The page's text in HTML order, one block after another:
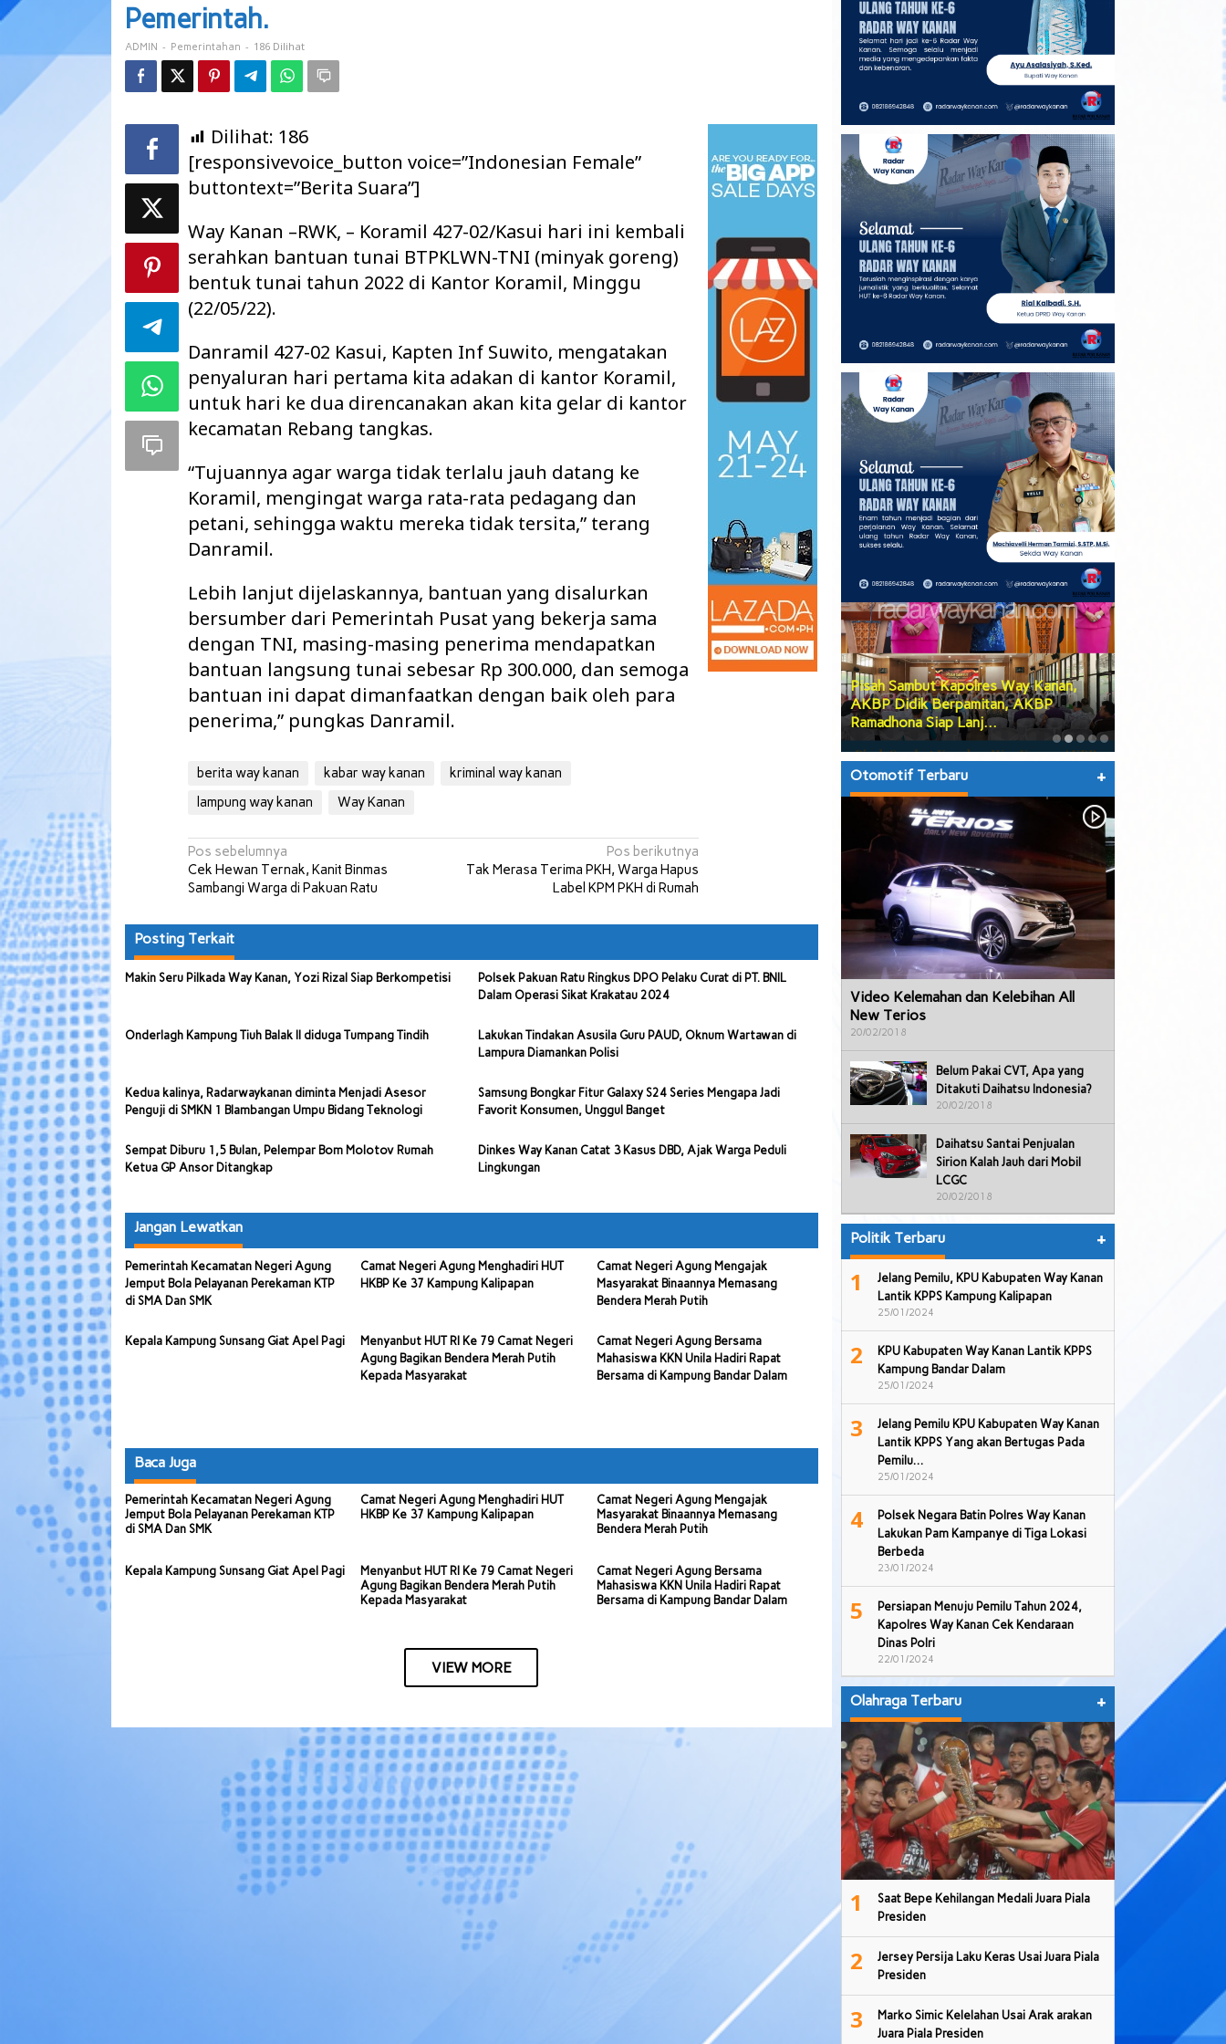
Pemerintah.
ADMIN - Pemerintahan - 186 Dilihat
Dilihat: 186
[responsivevoice_button voice=”Indonesian Female”
buttontext=”Berita Suara”]
Way Kanan –RWK, – Koramil 427-02/Kasui hari ini kembali
serahkan bantuan tunai BTPKLWN-TNI (minyak goreng)
bentuk tunai tahun 2022 di Kantor Koramil, Minggu
(22/05/22).
Danramil 427-02 Kasui, Kapten Inf Suwito, mengatakan
penyaluran hari pertama kita adakan di kantor Koramil,
untuk hari ke dua direncanakan akan kita gelar di kantor
kecamatan Rebang tangkas.
“Tujuannya agar warga tidak terlalu jauh datang ke
Koramil, mengingat warga rata-rata pedagang dan
petani, sehingga waktu mereka tidak tersita,” terang
Danramil.
Lebih lanjut dijelaskannya, bantuan yang disalurkan
bersumber dari Pemerintah Pusat yang bekerja sama
dengan TNI, masing-masing penerima mendapatkan
bantuan langsung tunai sebesar Rp 300.000, dan semoga
bantuan ini dapat dimanfaatkan dengan baik oleh para
penerima,” pungkas Danramil.
berita way kanan kabar way kanan
kriminal way kanan
lampung way kanan
Way Kanan
Navigasi
pos
Pos sebelumnya
Cek Hewan Ternak, Kanit Binmas
Sambangi Warga di Pakuan Ratu
Pos berikutnya
Tak Merasa Terima PKH, Warga Hapus
Label KPM PKH di Rumah
Posting Terkait
Makin Seru Pilkada Way Kanan, Yozi Rizal Siap Berkompetisi
Polsek Pakuan Ratu Ringkus DPO Pelaku Curat di PT. BNIL
Dalam Operasi Sikat Krakatau 2024
Onderlagh Kampung Tiuh Balak II diduga Tumpang Tindih
Lakukan Tindakan Asusila Guru PAUD, Oknum Wartawan di
Lampura Diamankan Polisi
Kedua kalinya, Radarwaykanan diminta Menjadi Asesor
Penguji di SMKN 1 Blambangan Umpu Bidang Teknologi
Samsung Bongkar Fitur Galaxy S24 Series Mengapa Jadi
Favorit Konsumen, Unggul Banget
Sempat Diburu 1,5 Bulan, Pelempar Bom Molotov Rumah
Ketua GP Ansor Ditangkap
Dinkes Way Kanan Catat 3 Kasus DBD, Ajak Warga Peduli
Lingkungan
Jangan Lewatkan
Pemerintah Kecamatan Negeri Agung
Jemput Bola Pelayanan Perekaman KTP
di SMA Dan SMK
Camat Negeri Agung Menghadiri HUT
HKBP Ke 37 Kampung Kalipapan
Camat Negeri Agung Mengajak
Masyarakat Binaannya Memasang
Bendera Merah Putih
Kepala Kampung Sunsang Giat Apel Pagi
Menyanbut HUT RI Ke 79 Camat Negeri
Agung Bagikan Bendera Merah Putih
Kepada Masyarakat
Camat Negeri Agung Bersama
Mahasiswa KKN Unila Hadiri Rapat
Bersama di Kampung Bandar Dalam
Baca Juga
Pemerintah Kecamatan Negeri Agung
Jemput Bola Pelayanan Perekaman KTP
di SMA Dan SMK
Camat Negeri Agung Menghadiri HUT
HKBP Ke 37 Kampung Kalipapan
Camat Negeri Agung Mengajak
Masyarakat Binaannya Memasang
Bendera Merah Putih
Kepala Kampung Sunsang Giat Apel Pagi
Menyanbut HUT RI Ke 79 Camat Negeri
Agung Bagikan Bendera Merah Putih
Kepada Masyarakat
Camat Negeri Agung Bersama
Mahasiswa KKN Unila Hadiri Rapat
Bersama di Kampung Bandar Dalam
VIEW MORE
Pemkab Way Kanan Tuntaskan Tiga
Agenda Strategis Sekaligus, APBD
2027 Disahkan d…
Warga 2 Kecamatan Pertanyakan
Keberadaan Kabel Wifi yang diduga
Pisah Sambut Kapolres Way Kanan,
AKBP Didik Berpamitan, AKBP
Ramadhona Siap Lanj…
Otomotif Terbaru +
Video Kelemahan dan Kelebihan All
New Terios
20/02/2018
Belum Pakai CVT, Apa yang
Ditakuti Daihatsu Indonesia?
20/02/2018
Daihatsu Santai Penjualan
Sirion Kalah Jauh dari Mobil
LCGC
20/02/2018
Politik Terbaru +
1
Jelang Pemilu, KPU Kabupaten Way Kanan
Lantik KPPS Kampung Kalipapan
25/01/2024
2
KPU Kabupaten Way Kanan Lantik KPPS
Kampung Bandar Dalam
25/01/2024
3
Jelang Pemilu KPU Kabupaten Way Kanan
Lantik KPPS Yang akan Bertugas Pada
Pemilu…
25/01/2024
4
Polsek Negara Batin Polres Way Kanan
Lakukan Pam Kampanye di Tiga Lokasi
Berbeda
23/01/2024
5
Persiapan Menuju Pemilu Tahun 2024,
Kapolres Way Kanan Cek Kendaraan
Dinas Polri
22/01/2024
Olahraga Terbaru +
1
Saat Bepe Kehilangan Medali Juara Piala
Presiden
2
Jersey Persija Laku Keras Usai Juara Piala
Presiden
3
Marko Simic Kelelahan Usai Arak arakan
Juara Piala Presiden